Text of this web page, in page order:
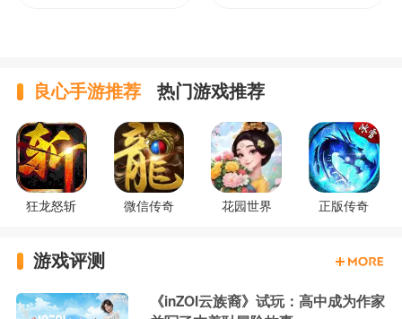
良心手游推荐 热门游戏推荐
狂龙怒斩 微信传奇 花园世界 正版传奇
游戏评测
《inZOI云族裔》试玩：高中成为作家